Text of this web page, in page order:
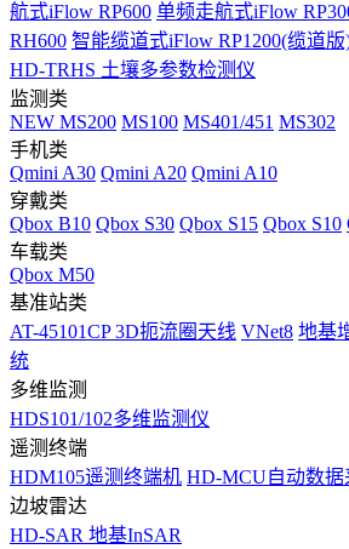
航式iFlow RP600 单频走航式iFlow
RH600 智能缆道式iFlow RP1200(缆道版
HD-TRHS 土壤多参数检测仪
监测类
NEW MS200 MS100 MS401/451 MS302
手机类
Qmini A30 Qmini A20 Qmini A10
穿戴类
Qbox B10 Qbox S30 Qbox S15 Qbox S10
车载类
Qbox M50
基准站类
AT-45101CP 3D扼流圈天线 VNet8 地基
统
多维监测
HDS101/102多维监测仪
遥测终端
HDM105遥测终端机 HD-MCU自动数据
边坡雷达
HD-SAR 地基InSAR